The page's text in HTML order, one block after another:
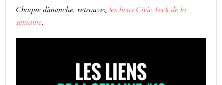
Chaque dimanche, retrouvezles liens Civic Tech de la
semaine.